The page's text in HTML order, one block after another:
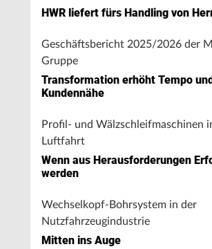
HWR liefert fürs Handling von
Geschäftsbericht 2025/2026 der
Gruppe
Transformation erhöht Tempo
Kundennähe
Profil- und Wälzschleifmaschinen
Luftfahrt
Wenn aus Herausforderungen
werden
Wechselkopf-Bohrsystem in der
Nutzfahrzeugindustrie
Mitten ins Auge